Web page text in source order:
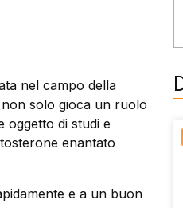
nel campo della
solo gioca un ruolo
oggetto di studi e
enantato
e a un buon